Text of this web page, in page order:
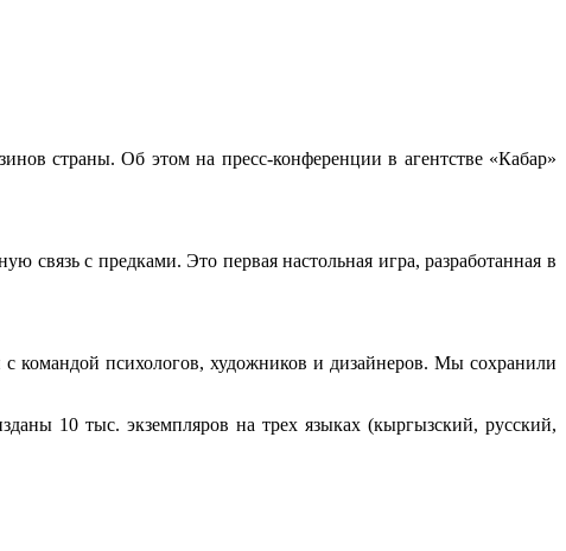
страны. Об этом на пресс-конференции в агентстве «Кабар»
связь с предками. Это первая настольная игра, разработанная в
командой психологов, художников и дизайнеров. Мы сохранили
10 тыс. экземпляров на трех языках (кыргызский, русский,